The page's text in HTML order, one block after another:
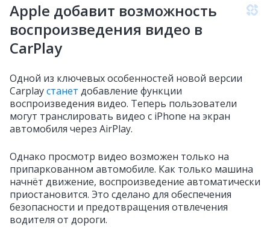
Apple добавит возможность
воспроизведения видео в
CarPlay
Одной из ключевых особенностей новой версии
Carplayстанет добавление функции
воспроизведения видео. Теперь пользователи
могут транслировать видео с iPhone на экран
автомобиля через AirPlay.
Однако просмотр видео возможен только на
припаркованном автомобиле. Как только машина
начнёт движение, воспроизведение автоматически
приостановится. Это сделано для обеспечения
безопасности и предотвращения отвлечения
водителя от дороги.